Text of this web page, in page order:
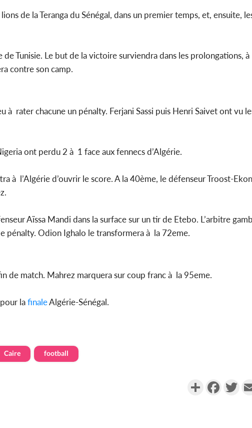
lions de la Teranga du Sénégal, dans un premier temps, et, ensuite,
de Tunisie. Le but de la victoire surviendra dans les prolongations,
contre son camp.
à rater chacune un pénalty. Ferjani Sassi puis Henri Saivet ont vu
ont perdu 2 à 1 face aux fennecs d’Algérie.
à l’Algérie d’ouvrir le score. A la 40ème, le défenseur Troost-
Aïssa Mandi dans la surface sur un tir de Etebo. L’arbitre
pénalty. Odion Ighalo le transformera à la 72eme.
de match. Mahrez marquera sur coup franc à la 95eme.
lafinaleAlgérie-Sénégal.
Caire football
Partager
POLITIQUE
Côte d'Ivoire : Indépendance
Côte